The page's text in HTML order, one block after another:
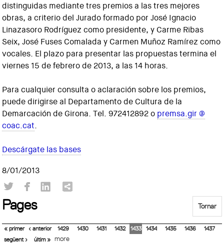
distinguidas mediante tres premios a las tres mejores
obras, a criterio del Jurado formado por José Ignacio
Linazasoro Rodríguez como presidente, y Carme Ribas
Seix, José Fuses Comalada y Carmen Muñoz Ramírez como
vocales. El plazo para presentar las propuestas termina el
viernes 15 de febrero de 2013, a las 14 horas.
Para cualquier consulta o aclaración sobre los premios,
puede dirigirse al Departamento de Cultura de la
Demarcación de Girona. Tel. 972412892 o premsa.gir @
coac.cat.
Descárgate las bases
8/01/2013
Tornar
Pages
« primer ‹ anterior 1429 1430 1431 1432 1433 1434 1435 1436
1437
següent ›
últim » more